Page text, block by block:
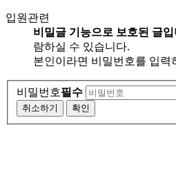
입원관련
비밀글 기능으로 보호된 글
람하실 수 있습니다.
본인이라면 비밀번호를 입력
비밀번호필수
취소하기